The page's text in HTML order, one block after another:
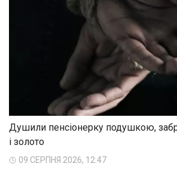
Душили пенсіонерку подушкою,
і золото
09 СЕРПНЯ 2026, 12:47